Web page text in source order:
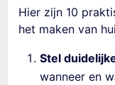
Hier zijn 10
het maken van
Stel
wanneer en